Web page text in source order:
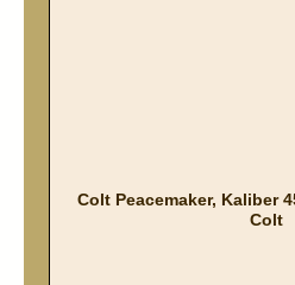
Colt Peacemaker, Kaliber
Colt